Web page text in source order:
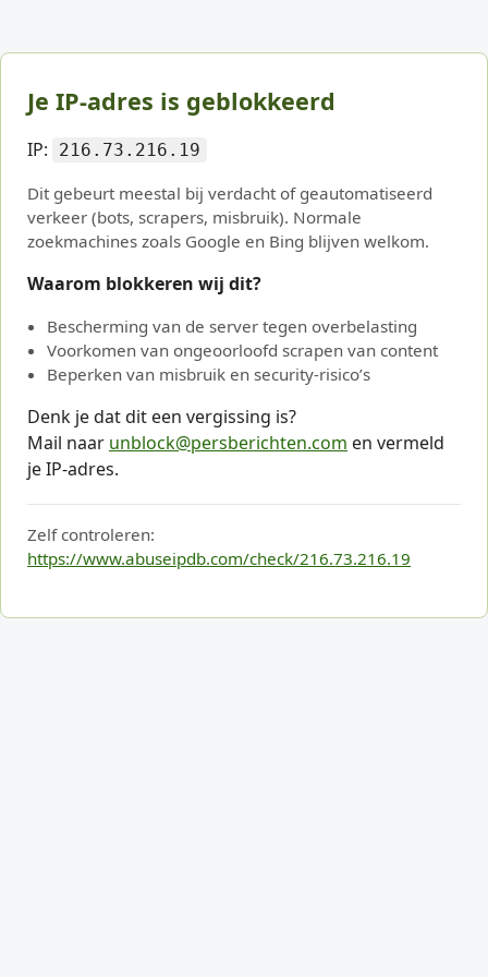
Je IP-adres is geblokkeerd
IP: 216.73.216.19
Dit gebeurt meestal bij verdacht of geautomatiseerd
verkeer (bots, scrapers, misbruik). Normale
zoekmachines zoals Google en Bing blijven welkom.
Waarom blokkeren wij dit?
Bescherming van de server tegen overbelasting
Voorkomen van ongeoorloofd scrapen van content
Beperken van misbruik en security-risico’s
Denk je dat dit een vergissing is?
Mail naar unblock@persberichten.com en vermeld
je IP-adres.
Zelf controleren:
https://www.abuseipdb.com/check/216.73.216.19